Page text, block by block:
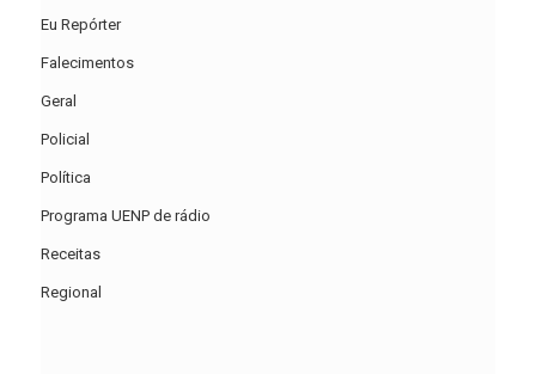
Eu Repórter
Falecimentos
Geral
Policial
Política
Programa UENP de rádio
Receitas
Regional